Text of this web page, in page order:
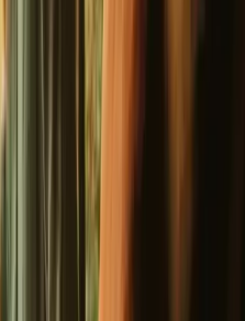
tur til Yggdrasil Igloo i